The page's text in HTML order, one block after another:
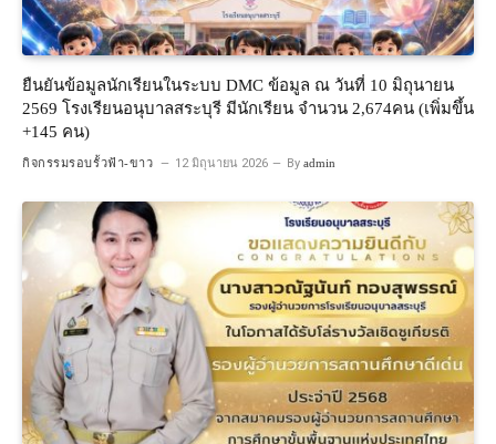
ยืนยันข้อมูลนักเรียนในระบบ DMC ข้อมูล ณ วันที่ 10 มิถุนายน
2569 โรงเรียนอนุบาลสระบุรี มีนักเรียน จำนวน 2,674คน (เพิ่มขึ้น
+145 คน)
กิจกรรมรอบรั้วฟ้า-ขาว 12 มิถุนายน 2026 By admin